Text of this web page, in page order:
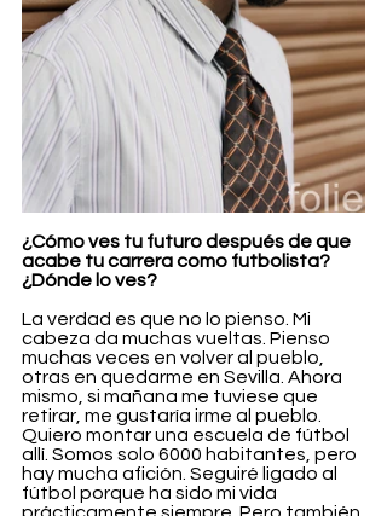
¿Cómo ves tu futuro después de que
acabe tu carrera como futbolista?
¿Dónde lo ves?
La verdad es que no lo pienso. Mi
cabeza da muchas vueltas. Pienso
muchas veces en volver al pueblo,
otras en quedarme en Sevilla. Ahora
mismo, si mañana me tuviese que
retirar, me gustaría irme al pueblo.
Quiero montar una escuela de fútbol
allí. Somos solo 6000 habitantes, pero
hay mucha afición. Seguiré ligado al
fútbol porque ha sido mi vida